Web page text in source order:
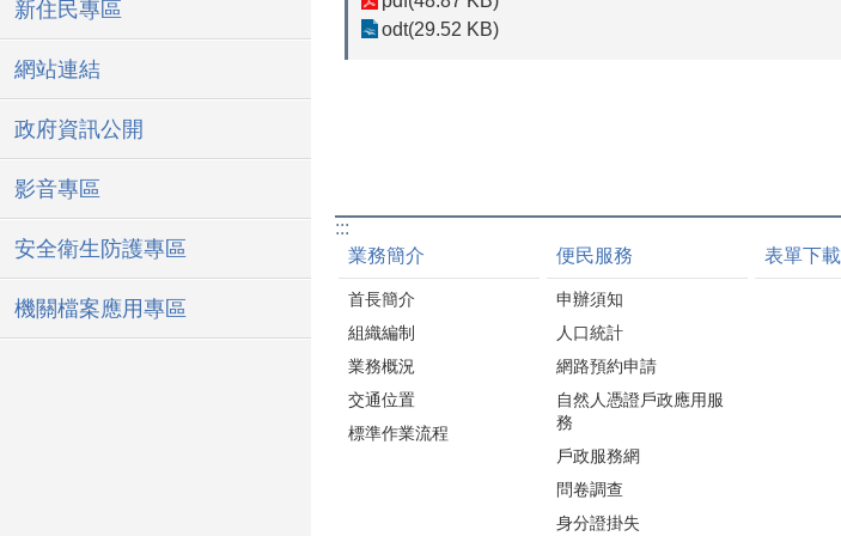
新住民專區
網站連結
政府資訊公開
影音專區
安全衛生防護專區
機關檔案應用專區
odt(29.52 KB)
:::
業務簡介
首長簡介
組織編制
業務概況
交通位置
標準作業流程
便民服務
申辦須知
人口統計
網路預約申請
自然人憑證戶政應用服
務
戶政服務網
問卷調查
身分證掛失
表單下載